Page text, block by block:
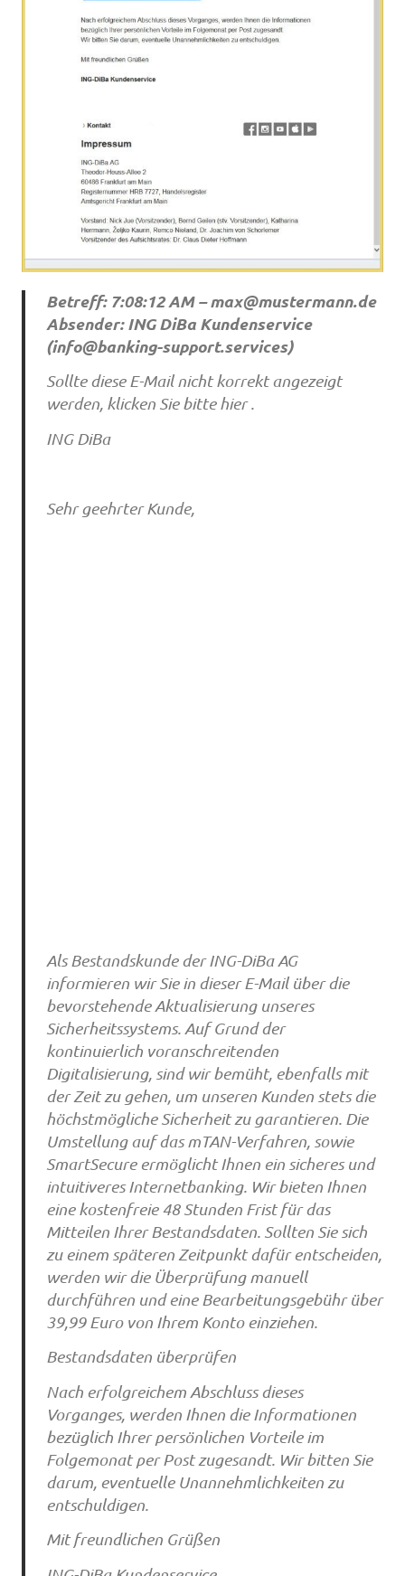
Betreff: 7:08:12 AM –max@mustermann.de
Absender: ING DiBa Kundenservice
(info@banking-support.services)
Sollte diese E-Mail nicht korrekt angezeigt
werden, klicken Sie bitte hier .
ING DiBa
Sehr geehrter Kunde,
Als Bestandskunde der ING-DiBa AG
informieren wir Sie in dieser E-Mail über die
bevorstehende Aktualisierung unseres
Sicherheitssystems. Auf Grund der
kontinuierlich voranschreitenden
Digitalisierung, sind wir bemüht, ebenfalls mit
der Zeit zu gehen, um unseren Kunden stets die
höchstmögliche Sicherheit zu garantieren. Die
Umstellung auf das mTAN-Verfahren, sowie
SmartSecure ermöglicht Ihnen ein sicheres und
intuitiveres Internetbanking. Wir bieten Ihnen
eine kostenfreie 48 Stunden Frist für das
Mitteilen Ihrer Bestandsdaten. Sollten Sie sich
zu einem späteren Zeitpunkt dafür entscheiden,
werden wir die Überprüfung manuell
durchführen und eine Bearbeitungsgebühr über
39,99 Euro von Ihrem Konto einziehen.
Bestandsdaten überprüfen
Nach erfolgreichem Abschluss dieses
Vorganges, werden Ihnen die Informationen
bezüglich Ihrer persönlichen Vorteile im
Folgemonat per Post zugesandt. Wir bitten Sie
darum, eventuelle Unannehmlichkeiten zu
entschuldigen.
Mit freundlichen Grüßen